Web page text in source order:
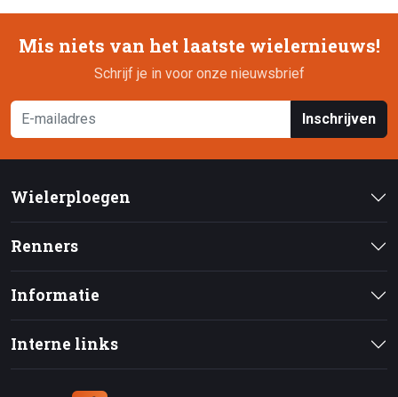
Mis niets van het laatste wielernieuws!
Schrijf je in voor onze nieuwsbrief
Inschrijven
Wielerploegen
Renners
Informatie
Interne links